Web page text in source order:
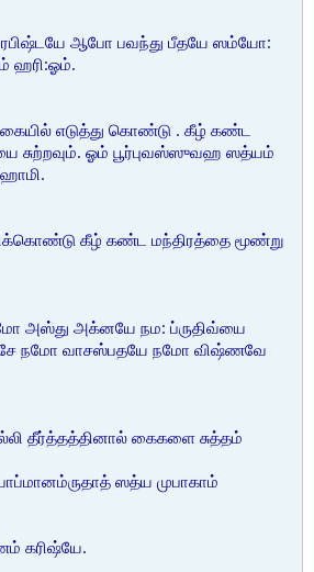
ஆபோ பவந்து பீதயே ஸம்யோ:
ஹரி:ஓம்.
கையில் எடுத்து கொண்டு . கீழ் கண்ட
சுற்றவும். ஓம் பூர்புவஸ்ஸுவஹ ஸத்யம்
கீழ் கண்ட மந்திரத்தை மூண்று
அஸ்து அக்னயே நம: ப்ருதிவ்யை
நமோ வாசஸ்பதயே நமோ விஷ்ணவே
தீர்த்தத்தினால் கைகளை சுத்தம்
ஸத்ய முபாகாம்
கரிஷ்யே.